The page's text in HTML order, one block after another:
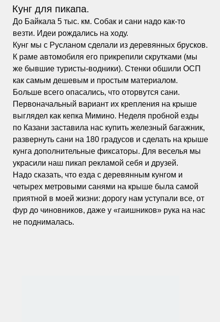
До Байкала 5 тыс. км. Собак и сани надо как-то
везти. Идеи рождались на ходу.
Кунг мы с Русланом сделали из деревянных брусков.
К раме автомобиля его прикрепили скрутками (мы
же бывшие туристы-водники). Стенки обшили ОСП
как самым дешевым и простым материалом.
Больше всего опасались, что оторвутся сани.
Первоначальный вариант их крепления на крыше
выглядел как кепка Мимино. Неделя пробной езды
по Казани заставила нас купить железный багажник,
развернуть сани на 180 градусов и сделать на крыше
кунга дополнительные фиксаторы. Для веселья мы
украсили наш пикап рекламой себя и друзей.
Надо сказать, что езда с деревянным кунгом и
четырех метровыми санями на крыше была самой
приятной в моей жизни: дорогу нам уступали все, от
фур до чиновников, даже у «гаишников» рука на нас
не поднималась.
Кунг для пикапа.